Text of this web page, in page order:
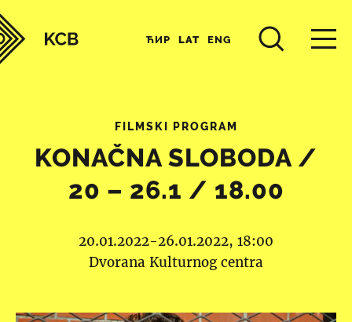
ЋИР LAT ENG
FILMSKI PROGRAM
KONAČNA SLOBODA /
20 – 26.1 / 18.00
20.01.2022-26.01.2022, 18:00
Dvorana Kulturnog centra